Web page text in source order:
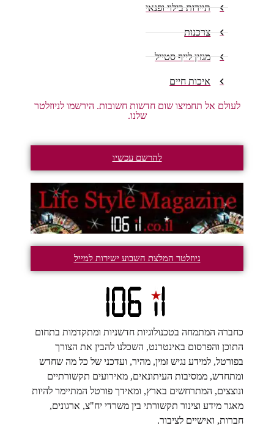
תיירות בילוי ופנאי
צרכנות
מגזין לייף סטייל
איכות חיים
לעולם אל תחמיצו שום חדשות חשובות. הירשמו לניוזלטר
שלנו.
להרשם עכשיו
ניוזלטר המלצת השבוע ישירות למייל
כחברה המתמחה בטכנולוגיות חדשניות ומתקדמות בתחום
התוכן והפרסום באינטרנט, השכלנו להבין את הצורך
בפורטל, למידע נגיש זמין, מהיר, ועדכני של כל מה שחדש
ומתחדש, ממסיבות העיתונאים, מאירועים תקשורתיים
ונוצצים, המתרחשים בארץ, ומאידך פורטל המתיימר להיות
מאגר מידע וצינור תקשורתי בין משרדי יח"צ, ארגונים,
חברות, ואישיים לציבור.